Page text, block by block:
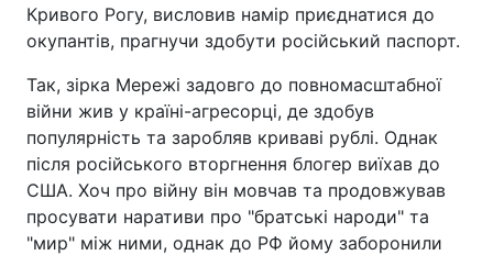
Кривого Рогу, висловив намір приєднатися до
окупантів, прагнучи здобути російський паспорт.
Так, зірка Мережі задовго до повномасштабної
війни жив у країні-агресорці, де здобув
популярність та заробляв криваві рублі. Однак
після російського вторгнення блогер виїхав до
США. Хоч про війну він мовчав та продовжував
просувати наративи про "братські народи" та
"мир" між ними, однак до РФ йому заборонили